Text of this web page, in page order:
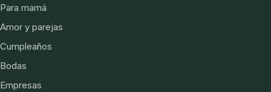
Para mamá
Amor y parejas
Cumpleaños
Bodas
Empresas